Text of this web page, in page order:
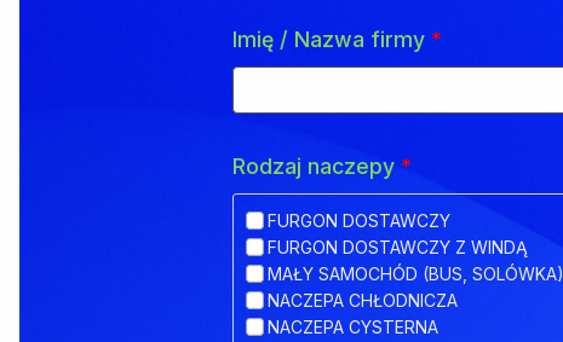
Imię / Nazwa firmy *
Rodzaj naczepy *
FURGON DOSTAWCZY
FURGON DOSTAWCZY Z WINDĄ
MAŁY SAMOCHÓD (BUS, SOLÓWKA)
NACZEPA CHŁODNICZA
NACZEPA CYSTERNA